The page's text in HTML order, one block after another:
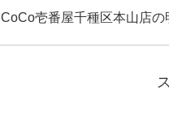
CoCo壱番屋千種区本山店